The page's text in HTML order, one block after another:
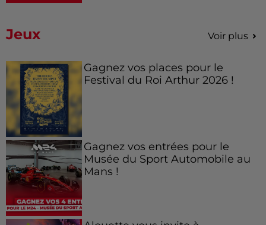
Jeux Voir plus
Gagnez vos places pour le
Festival du Roi Arthur 2026 !
Gagnez vos entrées pour le
Musée du Sport Automobile au
Mans !